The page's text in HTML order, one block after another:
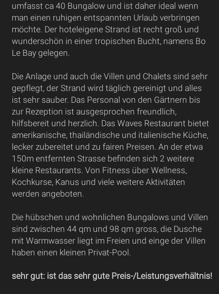
umfasst ca 40 Bungalow und ist daher ideal wenn
man einen ruhigen entspannten Urlaub verbringen
möchte. Der hoteleigene Strand ist recht groß und
wunderschön in einer tropischen Bucht, namens Bo
Le Bay gelegen.
Die Anlage und auch die Villen und Chalets sind sehr
gepflegt, der Strand wird täglich gereinigt und alles
ist sehr sauber. Das Personal von den Gärtnern bis
zur Rezeption ist ausgesprochen freundlich,
hilfsbereit und herzlich. Das Waves Restaurant bietet
amerikanische, thailändische und italienische Küche,
lecker zubereitet und zu fairen Preisen. An der etwa
150m entfernten Strasse befinden sich 2 weitere
kleine Restaurants. Von Fitness über Wellness,
Kochkurse, Kanus und viele weitere Aktivitäten
werden angeboten.
Die hübschen und wohnlichen Bungalows und Villen
sind zwischen 44 qm und 98 qm gross, die Dusche
mit Warmwasser liegt im Freien und einge der Villen
haben einen kleinen Privat-Pool.
sehr gut: ist das sehr gute Preis-/Leistungsverhältnis!